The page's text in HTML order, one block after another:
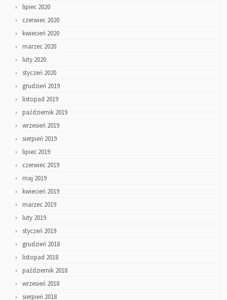
lipiec 2020
czerwiec 2020
kwiecień 2020
marzec 2020
luty 2020
styczeń 2020
grudzień 2019
listopad 2019
październik 2019
wrzesień 2019
sierpień 2019
lipiec 2019
czerwiec 2019
maj 2019
kwiecień 2019
marzec 2019
luty 2019
styczeń 2019
grudzień 2018
listopad 2018
październik 2018
wrzesień 2018
sierpień 2018